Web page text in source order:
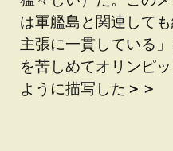
は軍艦島と関連して
主張に一貫している」
を苦しめてオリンピ
ように描写した ＞＞